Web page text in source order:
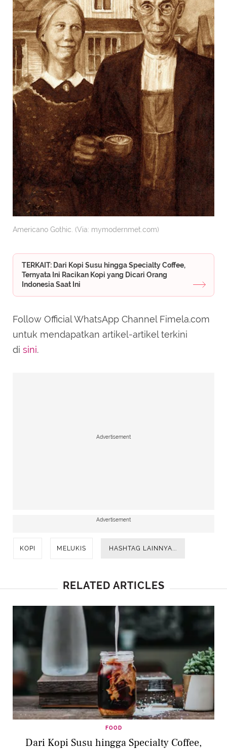
Americano Gothic. (Via: mymodernmet.com)
TERKAIT: Dari Kopi Susu hingga Specialty Coffee,
Ternyata Ini Racikan Kopi yang Dicari Orang
Indonesia Saat Ini
Follow Official WhatsApp Channel Fimela.com
untuk mendapatkan artikel-artikel terkini
di sini.
Advertisement
Advertisement
KOPI MELUKIS HASHTAG LAINNYA...
RELATED ARTICLES
FOOD
Dari Kopi Susu hingga Specialty Coffee,